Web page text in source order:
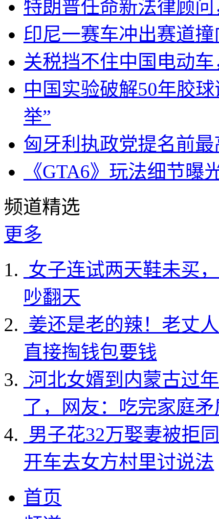
特朗普任命新法律顾
印尼一赛车冲出赛道
关税挡不住中国电动
中国实验破解50年胶
举”
匈牙利执政党提名前
《GTA6》玩法细节
频道精选
更多
女子连试两天鞋未买
吵翻天
姜还是老的辣！老丈
直接掏钱包要钱
河北女婿到内蒙古过
了，网友：吃完家庭
男子花32万娶妻被拒
开车去女方村里讨说法
首页